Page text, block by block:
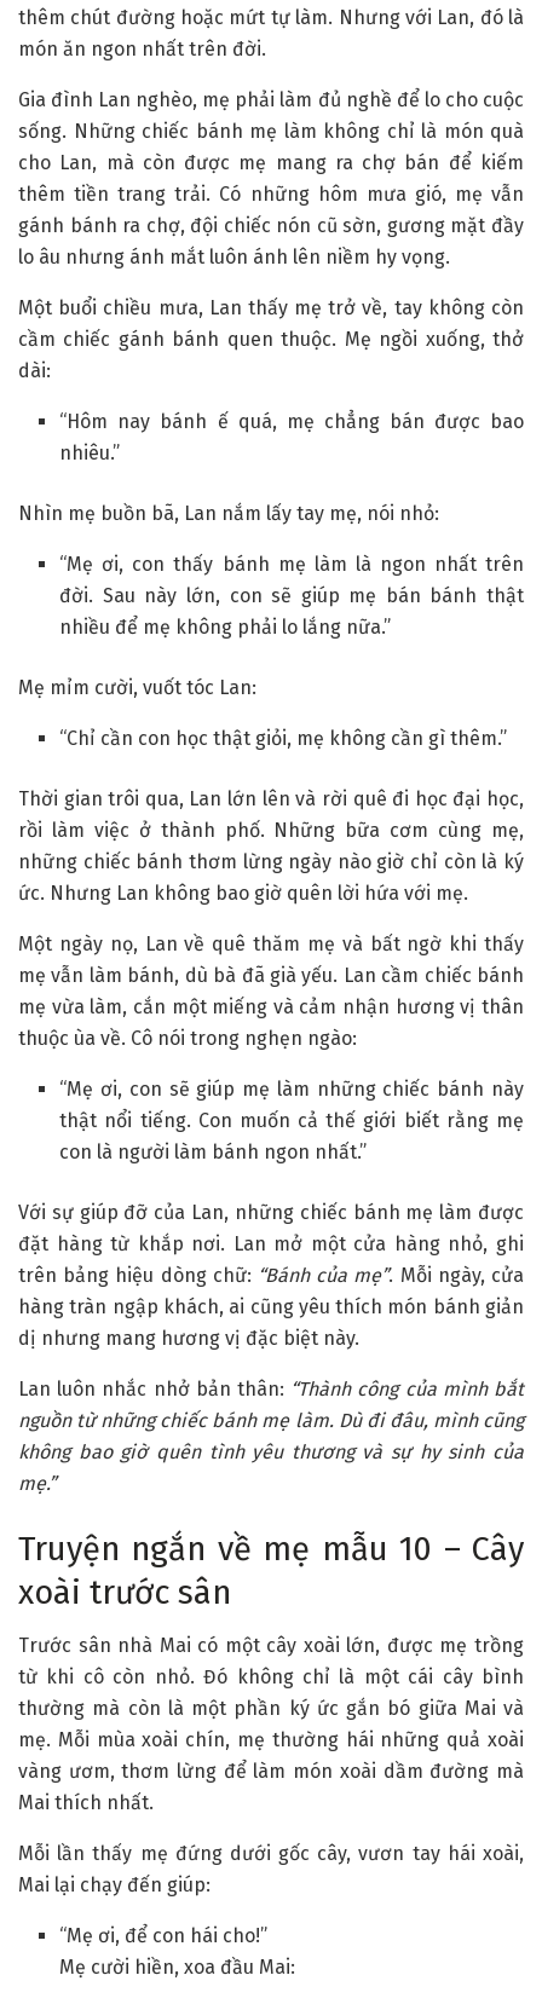
thêm chút đường hoặc mứt tự làm. Nhưng với Lan, đó là
món ăn ngon nhất trên đời.
Gia đình Lan nghèo, mẹ phải làm đủ nghề để lo cho cuộc
sống. Những chiếc bánh mẹ làm không chỉ là món quà
cho Lan, mà còn được mẹ mang ra chợ bán để kiếm
thêm tiền trang trải. Có những hôm mưa gió, mẹ vẫn
gánh bánh ra chợ, đội chiếc nón cũ sờn, gương mặt đầy
lo âu nhưng ánh mắt luôn ánh lên niềm hy vọng.
Một buổi chiều mưa, Lan thấy mẹ trở về, tay không còn
cầm chiếc gánh bánh quen thuộc. Mẹ ngồi xuống, thở
dài:
“Hôm nay bánh ế quá, mẹ chẳng bán được bao
nhiêu.”
Nhìn mẹ buồn bã, Lan nắm lấy tay mẹ, nói nhỏ:
“Mẹ ơi, con thấy bánh mẹ làm là ngon nhất trên
đời. Sau này lớn, con sẽ giúp mẹ bán bánh thật
nhiều để mẹ không phải lo lắng nữa.”
Mẹ mỉm cười, vuốt tóc Lan:
“Chỉ cần con học thật giỏi, mẹ không cần gì thêm.”
Thời gian trôi qua, Lan lớn lên và rời quê đi học đại học,
rồi làm việc ở thành phố. Những bữa cơm cùng mẹ,
những chiếc bánh thơm lừng ngày nào giờ chỉ còn là ký
ức. Nhưng Lan không bao giờ quên lời hứa với mẹ.
Một ngày nọ, Lan về quê thăm mẹ và bất ngờ khi thấy
mẹ vẫn làm bánh, dù bà đã già yếu. Lan cầm chiếc bánh
mẹ vừa làm, cắn một miếng và cảm nhận hương vị thân
thuộc ùa về. Cô nói trong nghẹn ngào:
“Mẹ ơi, con sẽ giúp mẹ làm những chiếc bánh này
thật nổi tiếng. Con muốn cả thế giới biết rằng mẹ
con là người làm bánh ngon nhất.”
Với sự giúp đỡ của Lan, những chiếc bánh mẹ làm được
đặt hàng từ khắp nơi. Lan mở một cửa hàng nhỏ, ghi
trên bảng hiệu dòng chữ: “Bánh của mẹ”. Mỗi ngày, cửa
hàng tràn ngập khách, ai cũng yêu thích món bánh giản
dị nhưng mang hương vị đặc biệt này.
Lan luôn nhắc nhở bản thân: “Thành công của mình bắt
nguồn từ những chiếc bánh mẹ làm. Dù đi đâu, mình cũng
không bao giờ quên tình yêu thương và sự hy sinh của
mẹ.”
Truyện ngắn về mẹ mẫu 10 – Cây
xoài trước sân
Trước sân nhà Mai có một cây xoài lớn, được mẹ trồng
từ khi cô còn nhỏ. Đó không chỉ là một cái cây bình
thường mà còn là một phần ký ức gắn bó giữa Mai và
mẹ. Mỗi mùa xoài chín, mẹ thường hái những quả xoài
vàng ươm, thơm lừng để làm món xoài dầm đường mà
Mai thích nhất.
Mỗi lần thấy mẹ đứng dưới gốc cây, vươn tay hái xoài,
Mai lại chạy đến giúp:
“Mẹ ơi, để con hái cho!”
Mẹ cười hiền, xoa đầu Mai: